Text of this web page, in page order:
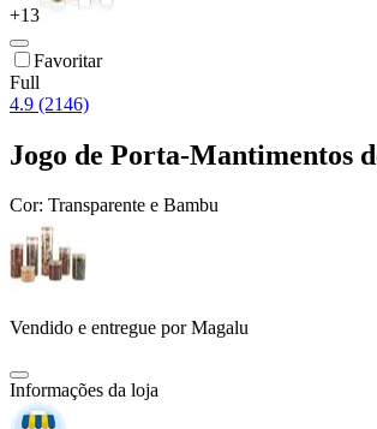
+13
Favoritar
Full
4.9 (2146)
Jogo de Porta-Mantimentos
Cor: Transparente e Bambu
Vendido e entregue por Magalu
Informações da loja